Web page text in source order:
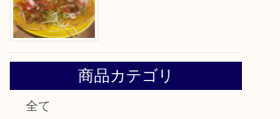
商品カテゴリ
全て